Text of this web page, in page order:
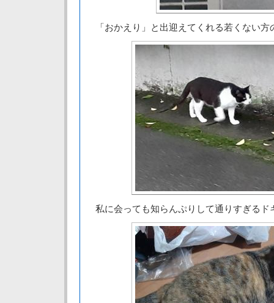
「おかえり」と出迎えてくれる若くない方
私に会っても知らんぷりして通りすぎるド